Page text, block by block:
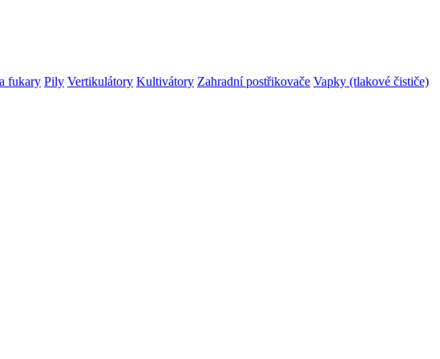
fukary Pily Vertikulátory Kultivátory Zahradní postřikovače Vapky (tlakové čističe)